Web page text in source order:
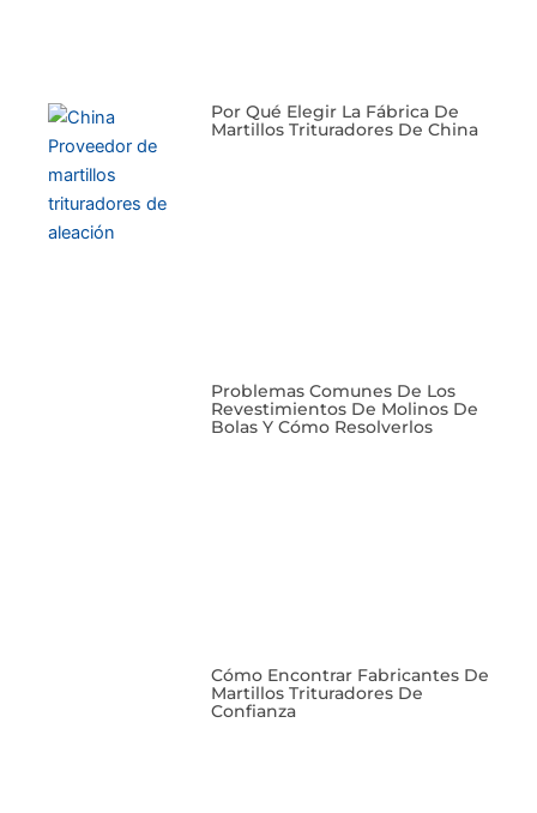
Por Qué Elegir La Fábrica De
Martillos Trituradores De China
Problemas Comunes De Los
Revestimientos De Molinos De
Bolas Y Cómo Resolverlos
Cómo Encontrar Fabricantes De
Martillos Trituradores De
Confianza